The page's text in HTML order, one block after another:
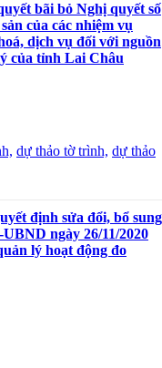
bãi bỏ Nghị quyết số
của các nhiệm vụ
dịch vụ đối với nguồn
của tỉnh Lai Châu
dự thảo tờ trình, dự thảo
định sửa đổi, bổ sung
ngày 26/11/2020
lý hoạt động đo